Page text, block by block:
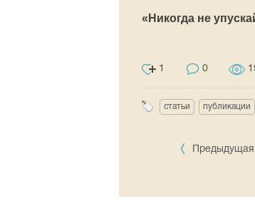
«Никогда не
1 0
статьи публикации
Предыдущая